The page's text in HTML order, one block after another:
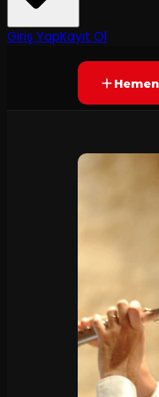
Giriş YapKayıt OlYAKINDA